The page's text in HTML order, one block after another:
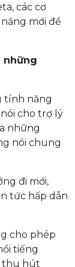
các cơ
mới để
những
tính năng
cho trợ lý
những
nói chung
đi mới,
tức hấp dẫn
cho phép
tiếng
thu hút